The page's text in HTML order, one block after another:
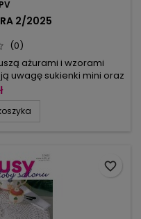
2/2025
(0)
ażurami i wzorami
uwagę sukienki mini oraz
frędzlami. Do letnich
– wtedy razem stworzą
favorite_border